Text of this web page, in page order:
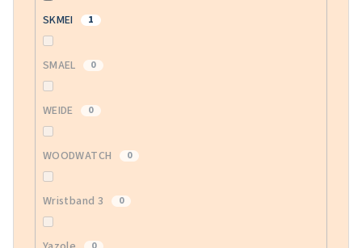
SKMEI 1
SMAEL 0
WEIDE 0
WOODWATCH 0
Wristband 3 0